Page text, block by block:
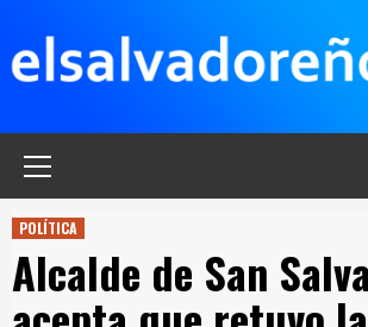
contenido
POLÍTICA
Alcalde de San